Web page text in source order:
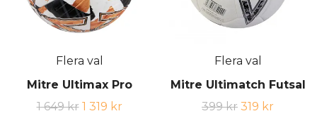
Flera val
Mitre Ultimax Pro
1 649 kr 1 319 kr
Flera val
Mitre Ultimatch Futsal
399 kr 319 kr